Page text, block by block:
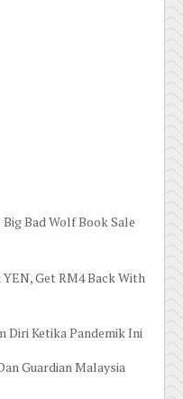
Bad Wolf Book Sale
Get RM4 Back With
Diri Ketika Pandemik Ini
Guardian Malaysia